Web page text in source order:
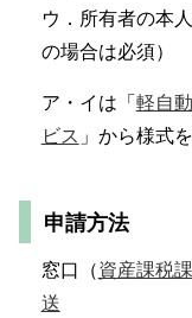
ウ．所有者の本
の場合は必須）
ア・イは「 軽自
ビス 」から様式
申請方法
窓口（資産課税
送